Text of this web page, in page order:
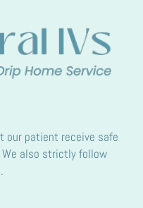
our patient receive safe
We also strictly follow